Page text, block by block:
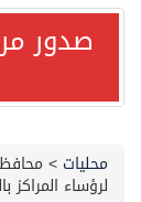
صدور
محليات >
لرؤساء المراكز